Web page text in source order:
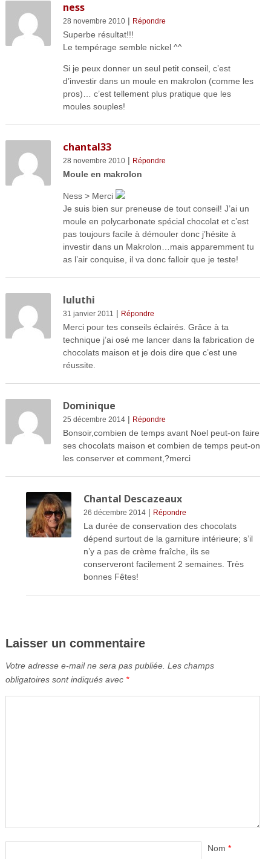
ness
28 novembre 2010| Répondre
Superbe résultat!!!
Le tempérage semble nickel ^^
Si je peux donner un seul petit conseil, c’est
d’investir dans un moule en makrolon (comme les
pros)… c’est tellement plus pratique que les
moules souples!
chantal33
28 novembre 2010| Répondre
Moule en makrolon
Ness > Merci
Je suis bien sur preneuse de tout conseil! J’ai un
moule en polycarbonate spécial chocolat et c’est
pas toujours facile à démouler donc j’hésite à
investir dans un Makrolon…mais apparemment tu
as l’air conquise, il va donc falloir que je teste!
luluthi
31 janvier 2011 | Répondre
Merci pour tes conseils éclairés. Grâce à ta
technique j’ai osé me lancer dans la fabrication de
chocolats maison et je dois dire que c’est une
réussite.
Dominique
25 décembre 2014| Répondre
Bonsoir,combien de temps avant Noel peut-on faire
ses chocolats maison et combien de temps peut-on
les conserver et comment,?merci
Chantal Descazeaux
26 décembre 2014| Répondre
La durée de conservation des chocolats
dépend surtout de la garniture intérieure; s’il
n’y a pas de crème fraîche, ils se
conserveront facilement 2 semaines. Très
bonnes Fêtes!
Laisser un commentaire
Votre adresse e-mail ne sera pas publiée. Les champs
obligatoires sont indiqués avec *
Nom *